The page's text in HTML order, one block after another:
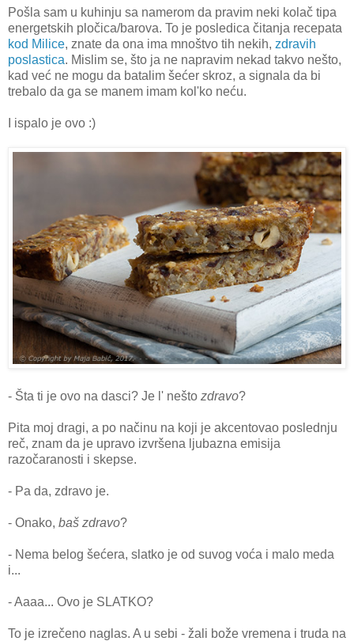
Pošla sam u kuhinju sa namerom da pravim neki kolač tipa
energetskih pločica/barova. To je posledica čitanja recepata
kod Milice, znate da ona ima mnoštvo tih nekih, zdravih
poslastica. Mislim se, što ja ne napravim nekad takvo nešto,
kad već ne mogu da batalim šećer skroz, a signala da bi
trebalo da ga se manem imam kol'ko neću.
I ispalo je ovo :)
- Šta ti je ovo na dasci? Je l' nešto zdravo?
Pita moj dragi, a po načinu na koji je akcentovao poslednju
reč, znam da je upravo izvršena ljubazna emisija
razočaranosti i skepse.
- Pa da, zdravo je.
- Onako, baš zdravo?
- Nema belog šećera, slatko je od suvog voća i malo meda
i...
- Aaaa... Ovo je SLATKO?
To je izrečeno naglas. A u sebi - žali bože vremena i truda na